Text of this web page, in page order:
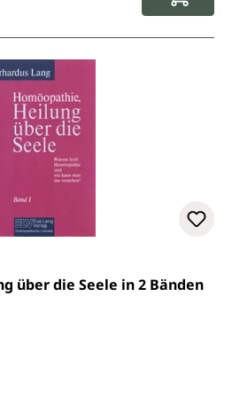
über die Seele in 2 Bänden